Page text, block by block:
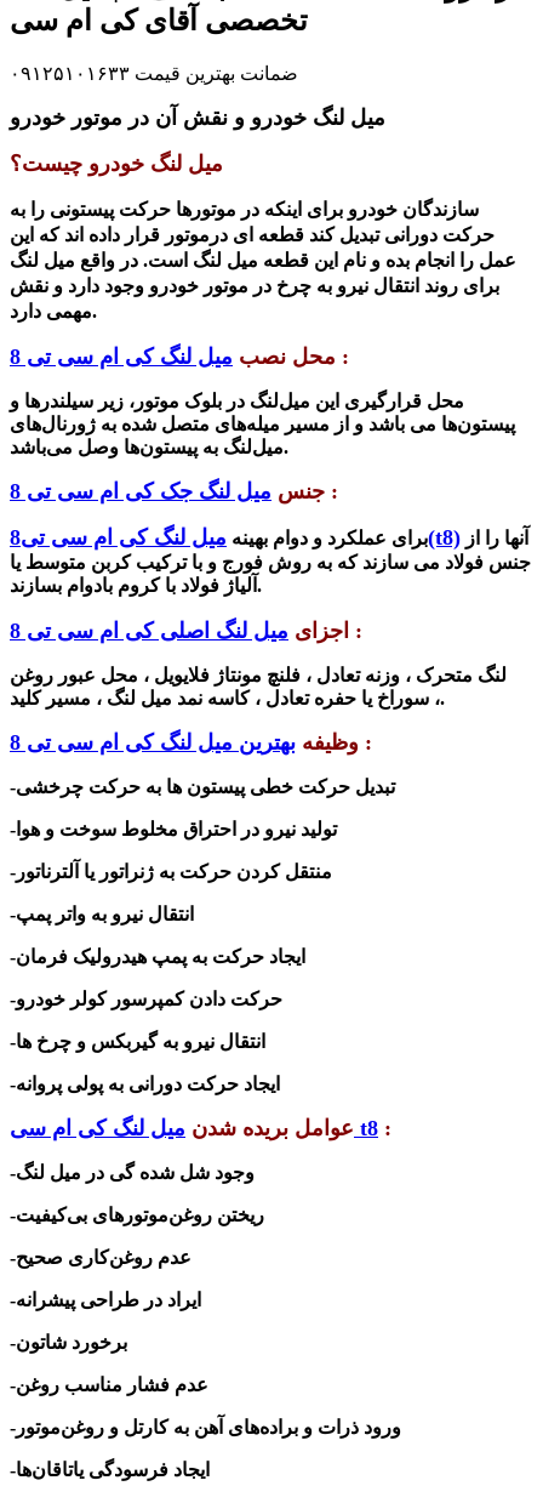
تخصصی آقای کی ام سی
ضمانت بهترین قیمت ۰۹۱۲۵۱۰۱۶۳۳
میل لنگ خودرو چیست؟
سازندگان خودرو برای اینکه در موتورها حرکت پیستونی را به
حرکت دورانی تبدیل کند قطعه ای درموتور قرار داده اندکه این
عمل را انجام بده و نام این قطعه میل لنگ است. در واقع میل لنگ
برای روند انتقال نیرو به چرخ در موتور خودرو وجود دارد و نقش
مهمی دارد.
محل نصب میل لنگ کی ام سی تی 8 :
محل قرارگیری این میل‌لنگ در بلوک موتور، زیر سیلندرها و
پیستون‌ها می باشد و از مسیر میله‌های متصل شده به ژورنال‌های
میل‌لنگ به پیستون‌ها وصل می‌باشد.
جنس میل لنگ جک کی ام سی تی 8 :
برای عملکرد و دوام بهینه میل لنگ کی ام سی تی8(t8)
جنس فولاد می سازند که به روش فورج و با ترکیب کربن متوسط یا
آلیاژ فولاد با کروم بادوام بسازند.
اجزای میل لنگ اصلی کی ام سی تی 8 :
لنگ متحرک ، وزنه تعادل ، فلنچ مونتاژ فلایویل ، محل عبور روغن
، سوراخ یا حفره تعادل ،کاسه نمد میل لنگ ، مسیر کلید.
وظیفه بهترین میل لنگ کی ام سی تی 8 :
-تبدیل حرکت خطی پیستون ها به حرکت چرخشی
-تولید نیرو در احتراق مخلوط سوخت و هوا
-منتقل کردن حرکت به ژنراتور یا آلترناتور
-انتقال نیرو به واتر پمپ
-ایجاد حرکت به پمپ هیدرولیک فرمان
-حرکت دادن کمپرسور کولر خودرو
-انتقال نیرو به گیربکس و چرخ ها
عوامل بریده شدن میل لنگ کی ام سی t8 :
-وجود شل شده گی در میل لنگ
-ریختن روغن‌موتورهای بی‌کیفیت
-عدم روغن‌کاری صحیح
-ایراد در طراحی پیشرانه
-برخورد شاتون
-عدم فشار مناسب روغن
-ورود ذرات و براده‌های آهن به کارتل و روغن‌موتور
-ایجاد فرسودگی یاتاقان‌ها